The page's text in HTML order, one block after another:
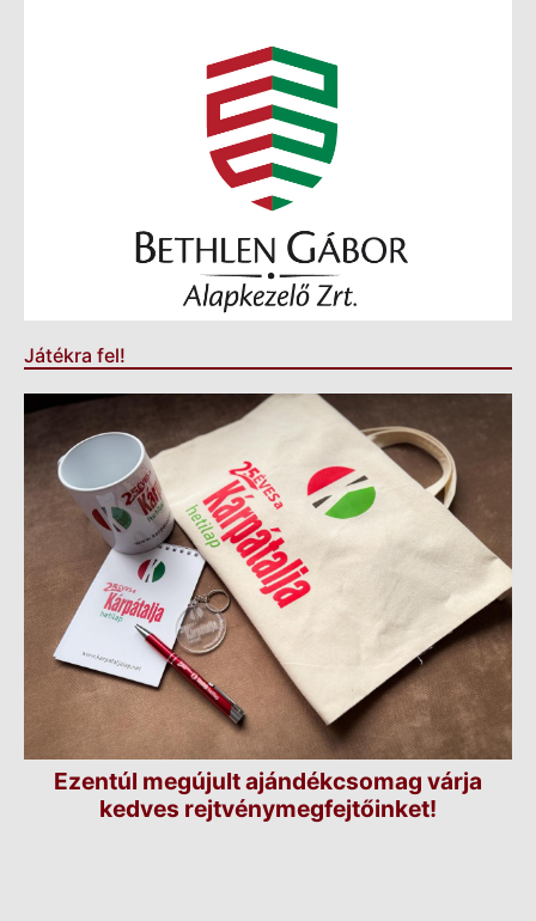
Játékra fel!
Ezentúl megújult ajándékcsomag várja
kedves rejtvénymegfejtőinket!